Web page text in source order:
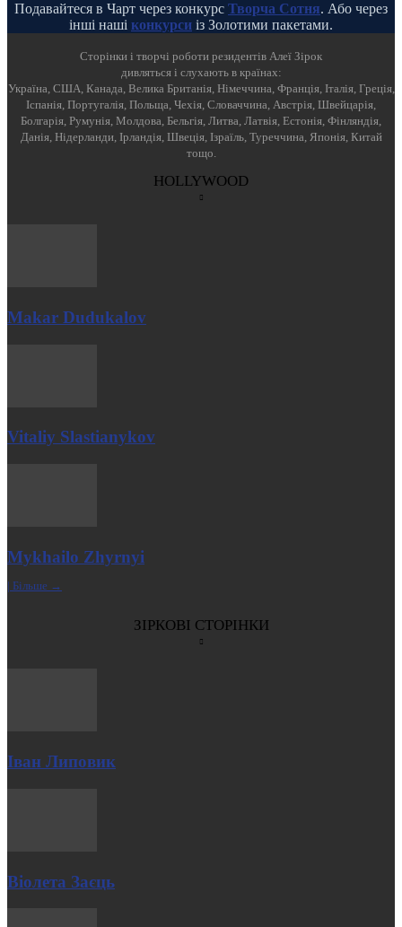
Подавайтеся в Чарт через конкурс Творча Сотня. Або через
інші наші конкурси із Золотими пакетами.
Cторінки і творчі роботи резидентів Алеї Зірок
дивляться і слухають в країнах:
Україна, США, Канада, Велика Британія, Німеччина, Франція, Італія, Греція,
Іспанія, Португалія, Польща, Чехія, Словаччина, Австрія, Швейцарія,
Болгарія, Румунія, Молдова, Бельгія, Литва, Латвія, Естонія, Фінляндія,
Данія, Нідерланди, Ірландія, Швеція, Ізраїль, Туреччина, Японія, Китай
тощо.
HOLLYWOOD
Makar Dudukalov
Vitaliy Slastianykov
Mykhailo Zhyrnyi
| Більше →
ЗІРКОВІ СТОРІНКИ
Іван Липовик
Віолета Заєць